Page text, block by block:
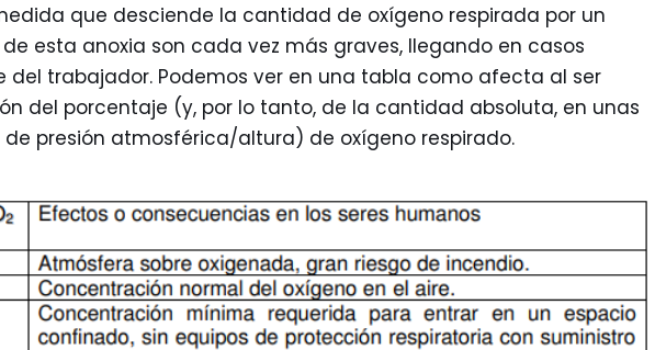
que desciende la cantidad de oxígeno respirada por un
esta anoxia son cada vez más graves, llegando en casos
del trabajador. Podemos ver en una tabla como afecta al ser
del porcentaje (y, por lo tanto, de la cantidad absoluta, en unas
presión atmosférica/altura) de oxígeno respirado.